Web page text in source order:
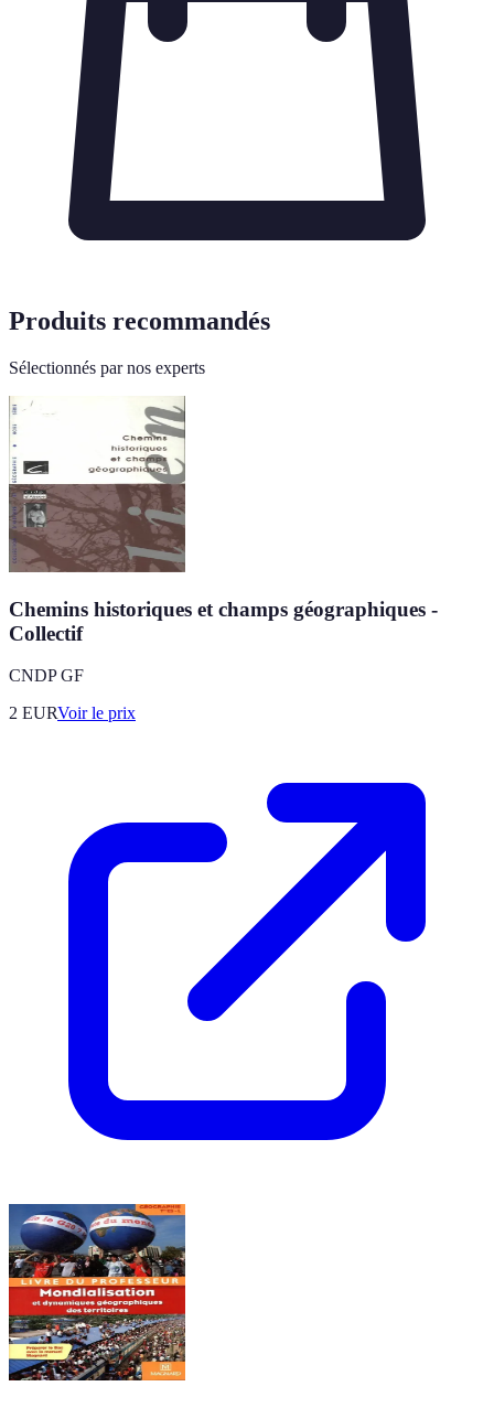
Produits recommandés
Sélectionnés par nos experts
Chemins historiques et champs géographiques -
Collectif
CNDP GF
2 EURVoir le prix